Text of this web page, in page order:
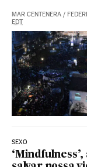
MAR CENTENERA /
EDT
SEXO